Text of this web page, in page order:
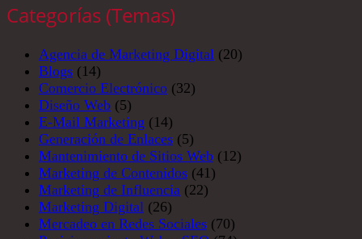
Categorías (Temas)
Agencia de Marketing Digital (20)
Blogs (14)
Comercio Electrónico (32)
Diseño Web (5)
E-Mail Marketing (14)
Generación de Enlaces (5)
Mantenimiento de Sitios Web (12)
Marketing de Contenidos (41)
Marketing de Influencia (22)
Marketing Digital (26)
Mercadeo en Redes Sociales (70)